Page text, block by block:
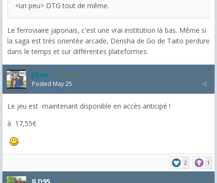
<un peu> DTG tout de même.
Le ferroviaire japonais, c'est une vrai institution là bas. Même si
la saga est très orientée arcade, Densha de Go de Taito perdure
dans le temps et sur différentes plateformes.
jibeh 5,474
Posted May 25
Le jeu est maintenant disponible en accès anticipé !
à 17,55€
2 1
JLD95 479